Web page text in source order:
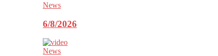
News
6/8/2026
News